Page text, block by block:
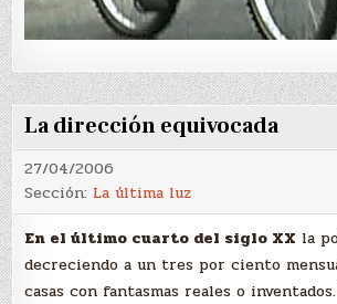
La dirección equivocada
27/04/2006
Sección: La última luz
En el último cuarto del siglo XX la
decreciendo a un tres por ciento
casas con fantasmas reales o